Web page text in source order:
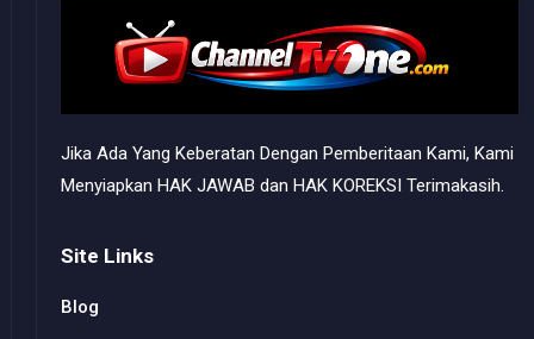
Jika Ada Yang Keberatan Dengan Pemberitaan Kami, Kami
Menyiapkan HAK JAWAB dan HAK KOREKSI Terimakasih.
Site Links
Blog